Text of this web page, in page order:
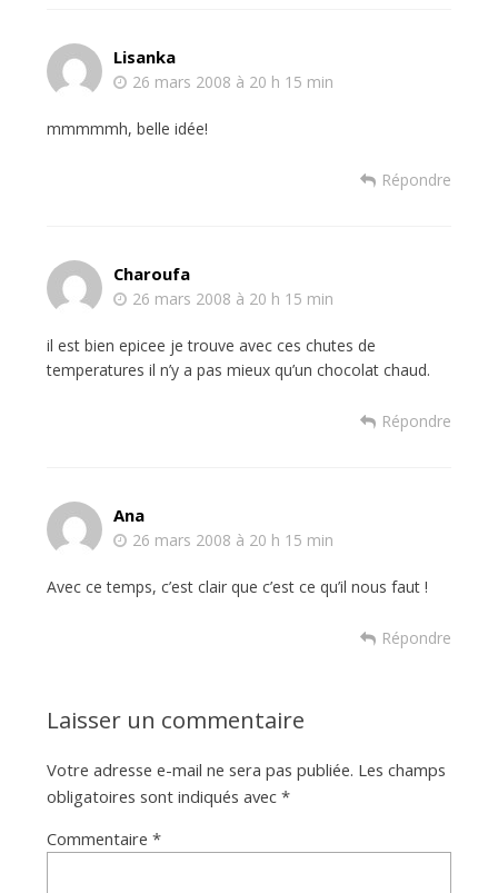
Lisanka
26 mars 2008 à 20 h 15 min
mmmmmh, belle idée!
Répondre
Charoufa
26 mars 2008 à 20 h 15 min
il est bien epicee je trouve avec ces chutes de
temperatures il n’y a pas mieux qu’un chocolat chaud.
Répondre
Ana
26 mars 2008 à 20 h 15 min
Avec ce temps, c’est clair que c’est ce qu’il nous faut !
Répondre
Laisser un commentaire
Votre adresse e-mail ne sera pas publiée. Les champs
obligatoires sont indiqués avec *
Commentaire *